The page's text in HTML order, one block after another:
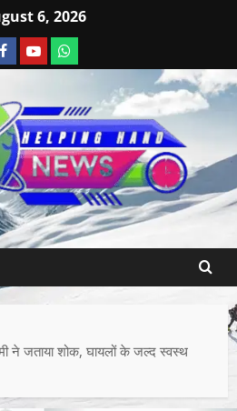
6, 2026
ने जताया शोक, घायलों के जल्द स्वस्थ